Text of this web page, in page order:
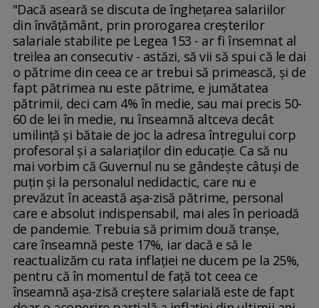
"Dacă aseară se discuta de îngheţarea salariilor
din învăţământ, prin prorogarea creşterilor
salariale stabilite pe Legea 153 - ar fi însemnat al
treilea an consecutiv - astăzi, să vii să spui că le dai
o pătrime din ceea ce ar trebui să primească, şi de
fapt pătrimea nu este pătrime, e jumătatea
pătrimii, deci cam 4% în medie, sau mai precis 50-
60 de lei în medie, nu înseamnă altceva decât
umilinţă şi bătaie de joc la adresa întregului corp
profesoral şi a salariaţilor din educaţie. Ca să nu
mai vorbim că Guvernul nu se gândeşte câtuşi de
puţin şi la personalul nedidactic, care nu e
prevăzut în această aşa-zisă pătrime, personal
care e absolut indispensabil, mai ales în perioadă
de pandemie. Trebuia să primim două tranşe,
care înseamnă peste 17%, iar dacă e să le
reactualizăm cu rata inflaţiei ne ducem pe la 25%,
pentru că în momentul de faţă tot ceea ce
înseamnă aşa-zisă creştere salarială este de fapt